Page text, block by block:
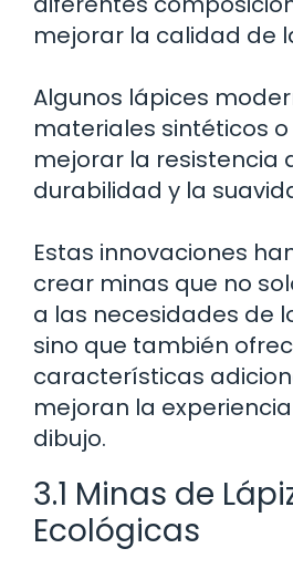
mejorar la calidad de
Algunos lápices
materiales sintéticos
mejorar la resistencia
durabilidad y la
Estas innovaciones
crear minas que no
a las necesidades de
sino que también
características
mejoran la
dibujo.
3.1 Minas de
Ecológicas